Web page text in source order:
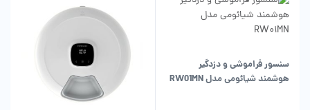
سنسور فراموشی و دزدگیر
هوشمند شیائومی مدل RW01MN